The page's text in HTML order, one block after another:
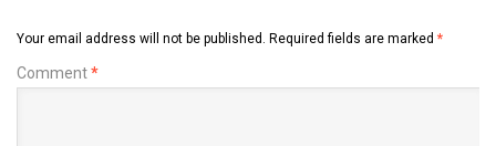
Your email address will not be published. Required fields are marked *
Comment*